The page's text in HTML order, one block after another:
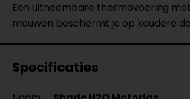
Een uitneembare thermovoering
mouwen beschermt je op koudere
Specificaties